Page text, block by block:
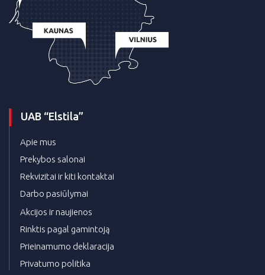
UAB “Elstila”
Apie mus
Prekybos salonai
Rekvizitai ir kiti kontaktai
Darbo pasiūlymai
Akcijos ir naujienos
Rinktis pagal gamintoją
Prieinamumo deklaracija
Privatumo politika